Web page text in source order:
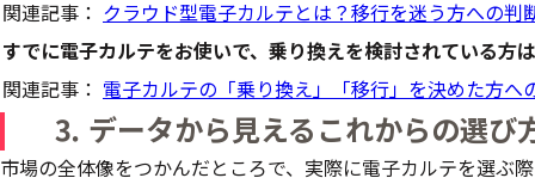
関連記事： クラウド型電子カルテとは？移行を迷う方への判
すでに電子カルテをお使いで、乗り換えを検討されている方
関連記事： 電子カルテの「乗り換え」「移行」を決めた方へ
⒊ データから見えるこれからの選び
市場の全体像をつかんだところで、実際に電子カルテを選ぶ